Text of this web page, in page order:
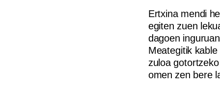
Ertxina mendi
egiten zuen
dagoen
Meategitik
zuloa
omen zen bere